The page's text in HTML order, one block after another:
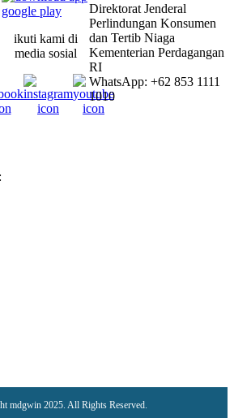
ikuti kami di
media sosial
Direktorat Jenderal
Perlindungan Konsumen
dan Tertib Niaga
Kementerian Perdagangan
RI
WhatsApp: +62 853 1111
1010
mdgwin 2025. All Rights Reserved.